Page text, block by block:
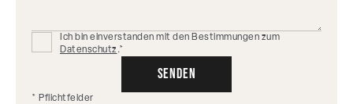
Ich bin einverstanden mit den Bestimmungen zum
Datenschutz .*
* Pflichtfelder